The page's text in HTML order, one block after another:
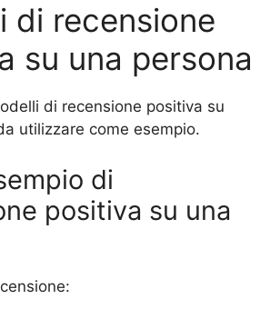
di recensione
su una persona
di recensione positiva su
utilizzare come esempio.
di
positiva su una